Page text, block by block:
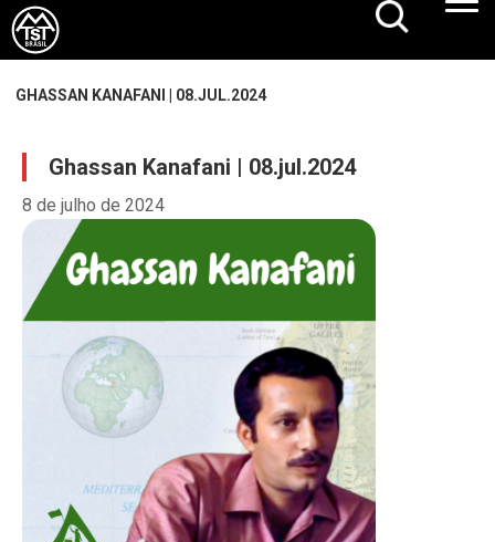
GHASSAN KANAFANI | 08.JUL.2024
Ghassan Kanafani | 08.jul.2024
8 de julho de 2024